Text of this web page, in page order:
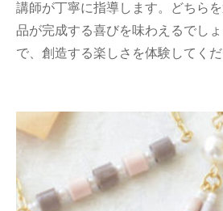
講師が丁寧に指導します。どちら
品が完成する喜びを味わえるでし
で、創造する楽しさを体験してくだ